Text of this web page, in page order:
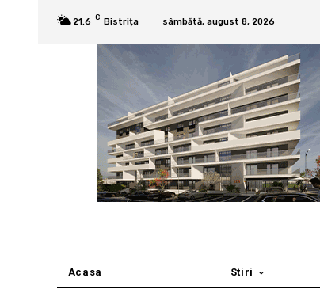
21.6 C Bistrița sâmbătă, august 8, 2026
Acasa Stiri